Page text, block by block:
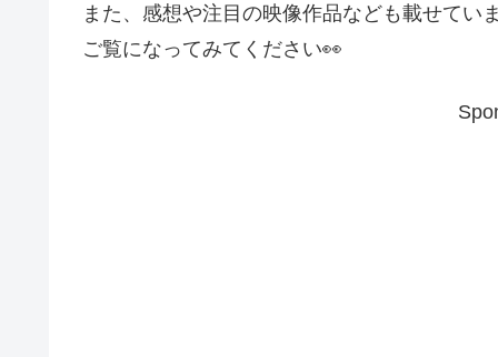
また、感想や注目の映像作品なども載せて
ご覧になってみてください👀